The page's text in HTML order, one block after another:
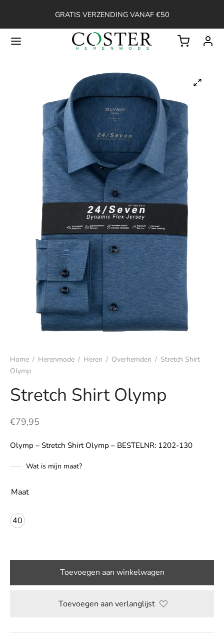
GRATIS VERZENDING VANAF €50
Home / Herenmode / Heren / Overhemden / Stretch Shirt
Olymp
Stretch Shirt Olymp
€79,95
Olymp – Stretch Shirt Olymp – BESTELNR: 1202-130
Wat is mijn maat?
Maat
40
Toevoegen aan winkelwagen
Toevoegen aan verlanglijst
& nachtmode
& vesten